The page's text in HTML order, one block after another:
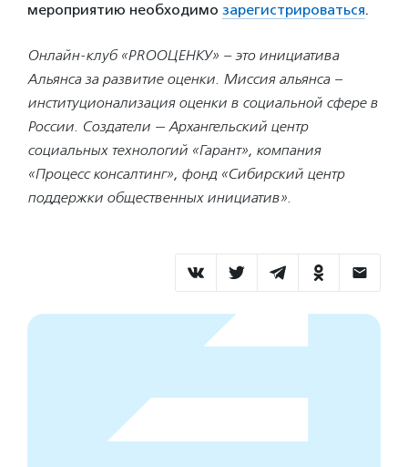
мероприятию необходимо зарегистрироваться.
Онлайн-клуб «PROОЦЕНКУ» – это инициатива
Альянса за развитие оценки. Миссия альянса –
институционализация оценки в социальной сфере в
России. Создатели — Архангельский центр
социальных технологий «Гарант», компания
«Процесс консалтинг», фонд «Сибирский центр
поддержки общественных инициатив».